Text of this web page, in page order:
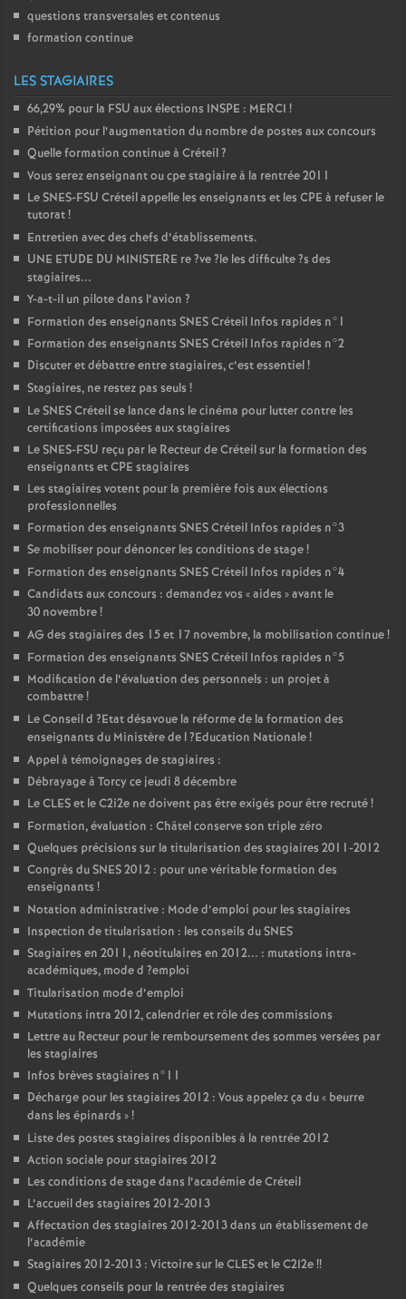
questions transversales et contenus
formation continue
LES STAGIAIRES
66,29% pour la FSU aux élections INSPE : MERCI !
Pétition pour l’augmentation du nombre de postes aux concours
Quelle formation continue à Créteil?
Vous serez enseignant ou cpe stagiaire à la rentrée 2011
LeSNES-FSU Créteil appelle les enseignants et les CPE à refuser le
tutorat!
Entretien avec des chefs d’établissements.
UNE ETUDE DU MINISTERE re?ve?le les difficulte?s des
stagiaires...
Y-a-t-il un pilote dans l’avion ?
Formation des enseignants SNESCréteil Infos rapides n°1
Formation des enseignants SNESCréteil Infos rapides n°2
Discuter et débattre entre stagiaires, c’est essentiel!
Stagiaires, ne restez pas seuls !
LeSNESCréteil se lance dans le cinéma pour lutter contre les
certifications imposées aux stagiaires
LeSNES-FSU reçu par le Recteur de Créteil sur la formation des
enseignants etCPE stagiaires
Les stagiaires votent pour la première fois aux élections
professionnelles
Formation des enseignants SNESCréteil Infos rapides n°3
Se mobiliser pour dénoncer les conditions de stage!
Formation des enseignants SNESCréteil Infos rapides n°4
Candidats aux concours : demandez vos «aides » avant le
30 novembre!
AG des stagiaires des 15 et 17 novembre, la mobilisation continue!
Formation des enseignants SNESCréteil Infos rapides n°5
Modification de l’évaluation des personnels : un projet à
combattre!
Le Conseil d ?Etat désavoue la réforme de la formation des
enseignants du Ministère de l?Education Nationale!
Appel à témoignages de stagiaires :
Débrayage à Torcy ce jeudi 8 décembre
LeCLESet le C2i2e ne doivent pas être exigés pour être recruté!
Formation, évaluation : Châtel conserve son triple zéro
Quelques précisions sur la titularisation des stagiaires 2011-2012
Congrès duSNES2012 : pour une véritable formation des
enseignants !
Notation administrative : Mode d’emploi pour les stagiaires
Inspection de titularisation : les conseils duSNES
Stagiaires en 2011, néotitulaires en 2012... : mutations intra-
académiques, mode d ?emploi
Titularisation mode d’emploi
Mutations intra 2012, calendrier et rôle des commissions
Lettre au Recteur pour le remboursement des sommes versées par
les stagiaires
Infos brèves stagiaires n°11
Décharge pour les stagiaires 2012 : Vous appelez ça du « beurre
dans les épinards »!
Liste des postes stagiaires disponibles à la rentrée 2012
Action sociale pour stagiaires 2012
Les conditions de stage dans l’académie de Créteil
L’accueil des stagiaires 2012-2013
Affectation des stagiaires 2012-2013 dans un établissement de
l’académie
Stagiaires 2012-2013 : Victoire sur leCLESet le C2I2e!!
Quelques conseils pour la rentrée des stagiaires